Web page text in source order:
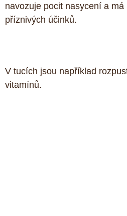
navozuje pocit nasycení a
příznivých účinků.
V tucích jsou například
vitamínů.